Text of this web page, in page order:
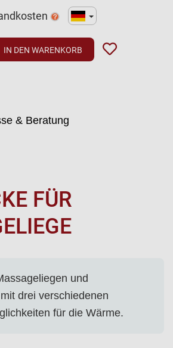
IN DEN WARENKORB
& Beratung
FÜR
und
drei verschiedenen
für die Wärme.